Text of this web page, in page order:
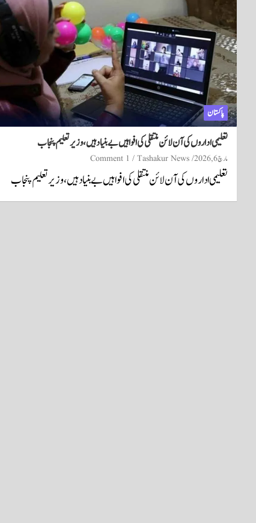
پاکستان
تعلیمی اداروں کی آن لائن منتقلی کی افواہیں بے بنیاد ہیں، وزیر تعلیم پنجاب
مارچ 6, 2026 Tashakur News
1 Comment
تعلیمی اداروں کی آن لائن منتقلی کی افواہیں بے بنیاد ہیں، وزیر تعلیم پنجاب